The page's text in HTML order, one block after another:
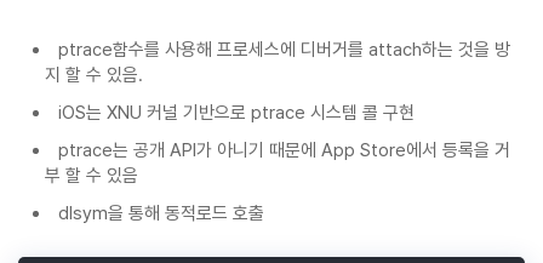
ptrace함수를 사용해 프로세스에 디버거를 attach하는 것을 방
지 할 수 있음.
iOS는 XNU 커널 기반으로 ptrace 시스템 콜 구현
ptrace는 공개 API가 아니기 때문에 App Store에서 등록을 거
부 할 수 있음
dlsym을 통해 동적로드 호출